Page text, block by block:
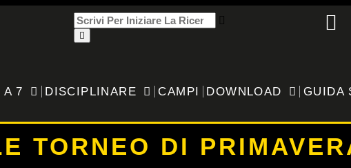
A 7 DISCIPLINARE CAMPI DOWNLOAD GUIDA
TORNEO DI